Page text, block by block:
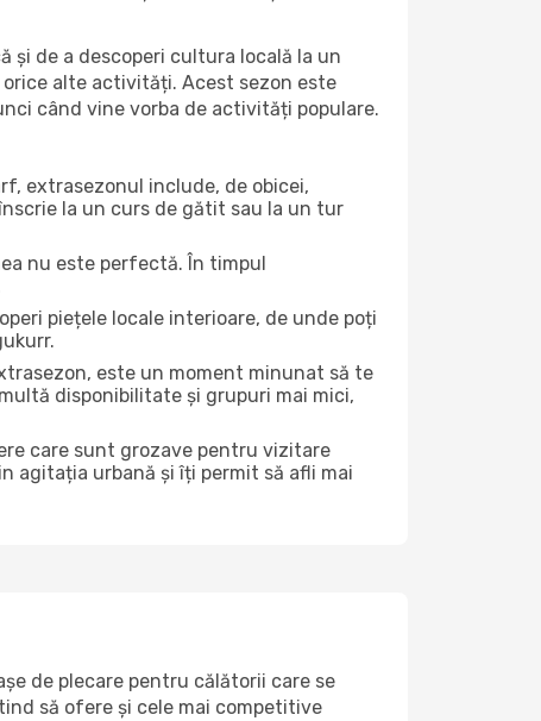
și de a descoperi cultura locală la un
alte activități. Acest sezon este
când vine vorba de activități populare.
extrasezonul include, de obicei,
la un curs de gătit sau la un tur
nu este perfectă. În timpul
piețele locale interioare, de unde poți
este un moment minunat să te
disponibilitate și grupuri mai mici,
care sunt grozave pentru vizitare
agitația urbană și îți permit să afli mai
de plecare pentru călătorii care se
să ofere și cele mai competitive